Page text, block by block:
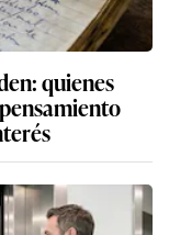
quienes